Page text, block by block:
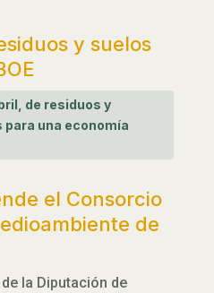
y suelos
de residuos y
una economía
el Consorcio
de
la Diputación de